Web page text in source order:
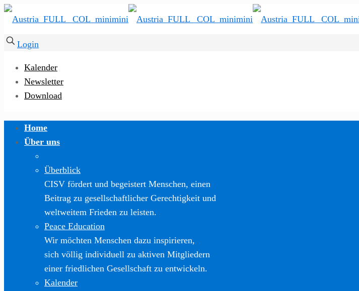
Login
Kalender
Newsletter
Download
Home
Über uns
Überblick
CISV fördert und begeistert Menschen, einen
Beitrag zu gesellschaftlicher Gerechtigkeit und
weltweitem Frieden zu leisten.
Peace Education
Wir möchten Menschen dazu inspirieren,
sich völlig individuell zu aktiven Mitgliedern
einer friedlichen Gesellschaft zu entwickeln.
Kalender